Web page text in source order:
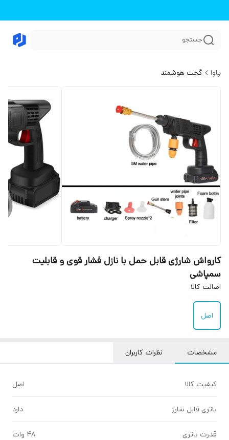
جستجو
پاوا گجت هوشمند
کارواش شارژی قابل حمل با نازل فشار قوی و قابلیت
سمپاشی
اصالت کالا
اصل
مشخصات نظرات کاربران
کیفیت کالا اصل
باتری قابل شارژ دارد
قدرت باتری 48 وات